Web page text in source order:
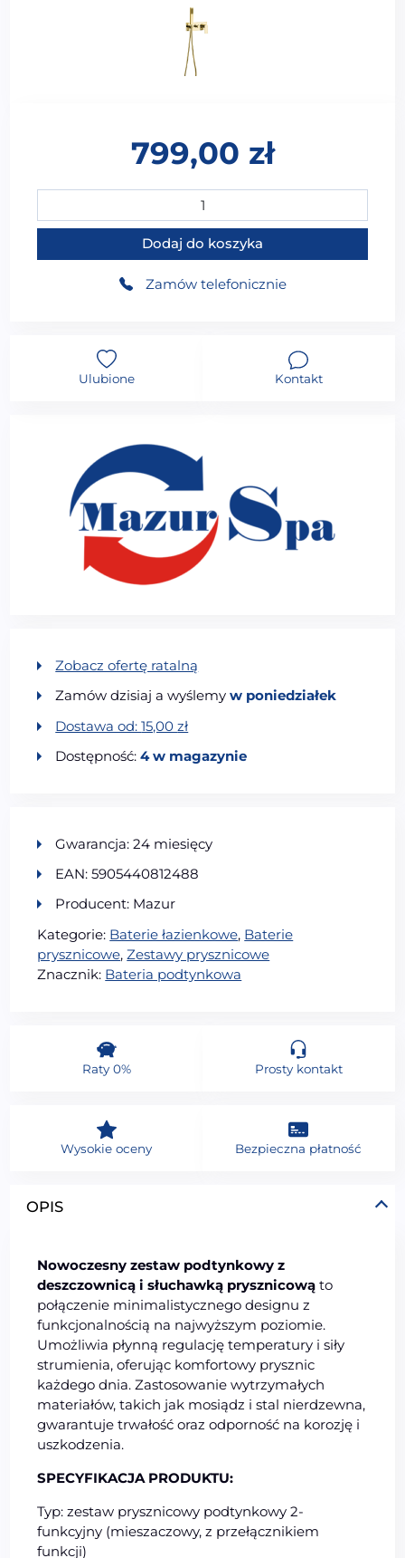
OPIS
Nowoczesny zestaw podtynkowy z
deszczownicą i słuchawką prysznicowąto
połączenie minimalistycznego designu z
funkcjonalnością na najwyższym poziomie.
Umożliwia płynną regulację temperatury i siły
strumienia, oferując komfortowy prysznic
każdego dnia. Zastosowanie wytrzymałych
materiałów, takich jak mosiądz i stal nierdzewna,
gwarantuje trwałość oraz odporność na korozję i
uszkodzenia.
SPECYFIKACJA PRODUKTU:
Typ: zestaw prysznicowy podtynkowy 2-
funkcyjny (mieszaczowy, z przełącznikiem
funkcji)
799,00 zł
ilość WS-02497G Zestaw prysznicowy podtynkowy
Dodaj do koszyka
Zamów telefonicznie
Ulubione Kontakt
Zobacz ofertę ratalną
Zamów dzisiaj a wyślemyw poniedziałek
Dostawa od:15,00zł
Dostępność:4 w magazynie
Gwarancja: 24 miesięcy
EAN: 5905440812488
Producent: Mazur
Kategorie: Baterie łazienkowe, Baterie
prysznicowe,Zestawy prysznicowe
Znacznik: Bateria podtynkowa
Raty 0% Prosty kontakt
Wysokie oceny Bezpieczna płatność